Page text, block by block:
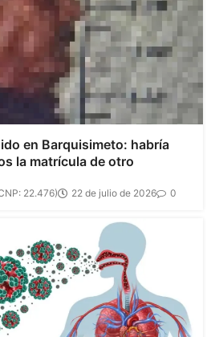
en Barquisimeto: habría
la matrícula de otro
22.476) 22 de julio de 2026 0